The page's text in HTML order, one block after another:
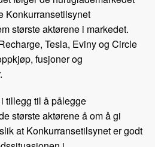
Konkurransetilsynet
største aktørene i markedet.
Tesla, Eviny og Circle
fusjoner og
tillegg til å pålegge
største aktørene å om å gi
at Konkurransetilsynet er godt